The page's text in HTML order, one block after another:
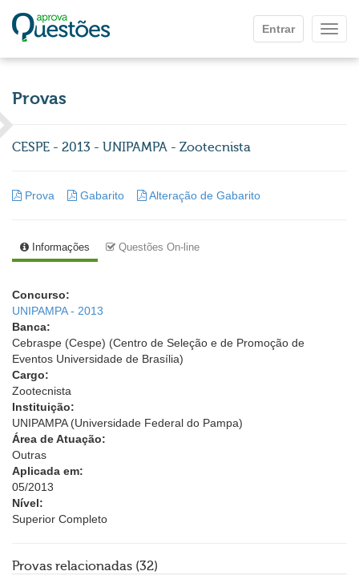
Entrar
Provas
CESPE - 2013 - UNIPAMPA - Zootecnista
Prova Gabarito Alteração de Gabarito
Informações Questões On-line
Concurso:
UNIPAMPA - 2013
Banca:
Cebraspe (Cespe) (Centro de Seleção e de Promoção de
Eventos Universidade de Brasília)
Cargo:
Zootecnista
Instituição:
UNIPAMPA (Universidade Federal do Pampa)
Área de Atuação:
Outras
Aplicada em:
05/2013
Nível:
Superior Completo
Provas relacionadas (32)